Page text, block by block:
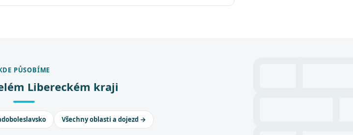
PŮSOBÍME
Libereckém kraji
Všechny oblasti a dojezd →